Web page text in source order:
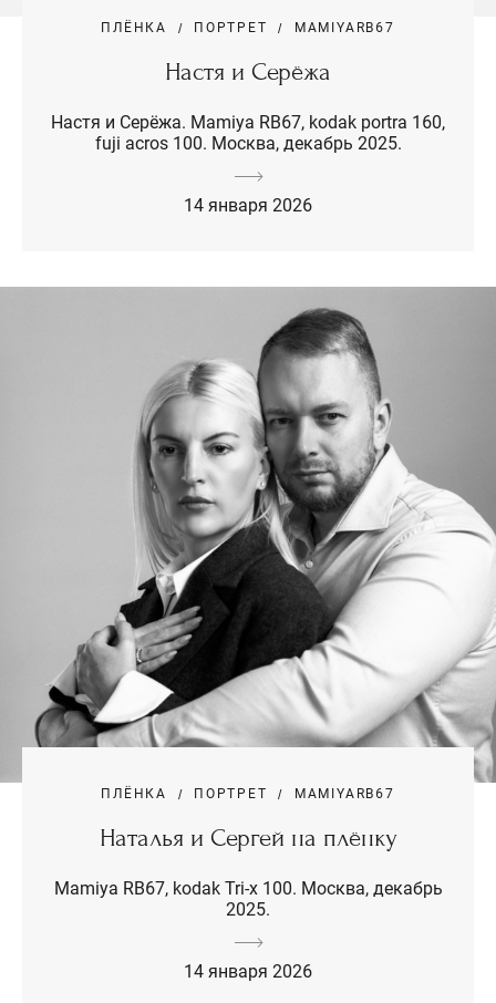
ПЛЁНКА ПОРТРЕТ MAMIYARB67
Настя и Серёжа
Настя и Серёжа. Mamiya RB67, kodak portra 160,
fuji acros 100. Москва, декабрь 2025.
14 января 2026
ПЛЁНКА ПОРТРЕТ MAMIYARB67
Наталья и Сергей на плёнку
Mamiya RB67, kodak Tri-x 100. Москва, декабрь
2025.
14 января 2026